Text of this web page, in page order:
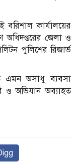
কার্যালয়ের
অধিদপ্তরের জেলা ও
পুলিশের রিজার্ভ
এমন অসাধু ব্যবসা
ও অভিযান অব্যাহত